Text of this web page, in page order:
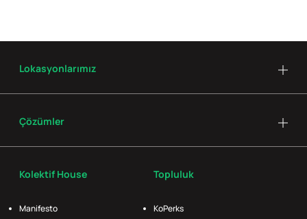
Kolektif House
Manifesto
Topluluk
KoPerks
Lokasyonlarımız
Çözümler